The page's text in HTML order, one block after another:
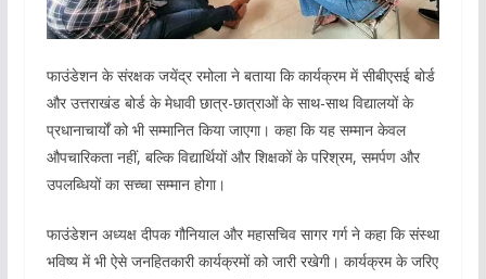
फाउंडेशन के संरक्षक जयेंद्र रमोला ने बताया कि कार्यक्रम में सीबीएसई बोर्ड
और उत्तराखंड बोर्ड के मेधावी छात्र-छात्राओं के साथ-साथ विद्यालयों के
प्रधानाचार्यों को भी सम्मानित किया जाएगा। कहा कि यह सम्मान केवल
औपचारिकता नहीं, बल्कि विद्यार्थियों और शिक्षकों के परिश्रम, समर्पण और
उपलब्धियों का सच्चा सम्मान होगा।
फाउंडेशन अध्यक्ष दीपक गौनियाल और महासचिव सागर गर्ग ने कहा कि संस्था
भविष्य में भी ऐसे जनहितकारी कार्यक्रमों को जारी रखेगी। कार्यक्रम के जरिए